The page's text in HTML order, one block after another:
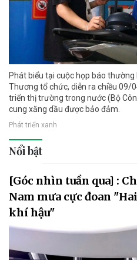
Phát biểu tại cuộc họp báo
Thương tổ chức, diễn ra chiều 09/
triển thị trường trong nước (Bộ
cung xăng dầu được bảo đảm.
Phát triển xanh
Nổi bật
[Góc nhìn tuần qua] :
Nam mưa cực đoan
khí hậu"